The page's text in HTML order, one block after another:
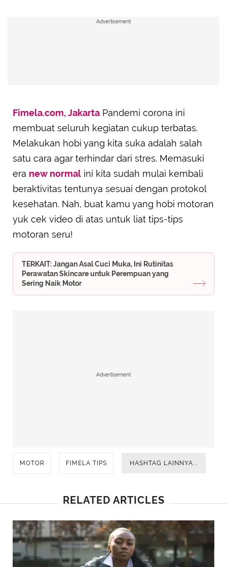
Advertisement
Fimela.com, Jakarta Pandemi corona ini
membuat seluruh kegiatan cukup terbatas.
Melakukan hobi yang kita suka adalah salah
satu cara agar terhindar dari stres. Memasuki
era new normal ini kita sudah mulai kembali
beraktivitas tentunya sesuai dengan protokol
kesehatan. Nah, buat kamu yang hobi motoran
yuk cek video di atas untuk liat tips-tips
motoran seru!
TERKAIT: Jangan Asal Cuci Muka, Ini Rutinitas
Perawatan Skincare untuk Perempuan yang
Sering Naik Motor
Advertisement
MOTOR FIMELA TIPS HASHTAG LAINNYA...
RELATED ARTICLES